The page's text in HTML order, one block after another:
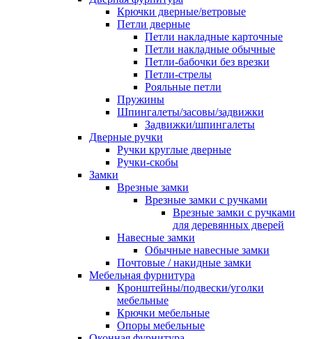
Крючки дверные/ветровые
Петли дверные
Петли накладные карточные
Петли накладные обычные
Петли-бабочки без врезки
Петли-стрелы
Рояльные петли
Пружины
Шпингалеты/засовы/задвижки
Задвижки/шпингалеты
Дверные ручки
Ручки круглые дверные
Ручки-скобы
Замки
Врезные замки
Врезные замки с ручками
Врезные замки с ручками
для деревянных дверей
Навесные замки
Обычные навесные замки
Почтовые / накидные замки
Мебельная фурнитура
Кронштейны/подвески/уголки
мебельные
Крючки мебельные
Опоры мебельные